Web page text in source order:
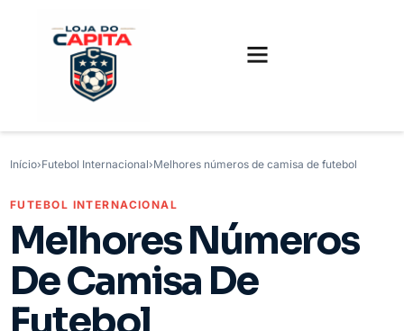
Início›Futebol Internacional›Melhores números de camisa de futebol
FUTEBOL INTERNACIONAL
Melhores Números
De Camisa De
Futebol